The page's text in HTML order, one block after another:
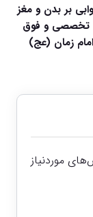
بر بدن و مغز
تخصصی و فوق
زمان (عج)
موردنیاز